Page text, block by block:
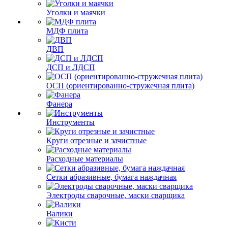
Уголки и маячки
МДФ плита
ДВП
ДСП и ЛДСП
ОСП (ориентированно-стружечная плита)
Фанера
Инструменты
Круги отрезные и зачистные
Расходные материалы
Сетки абразивные, бумага наждачная
Электроды сварочные, маски сварщика
Валики